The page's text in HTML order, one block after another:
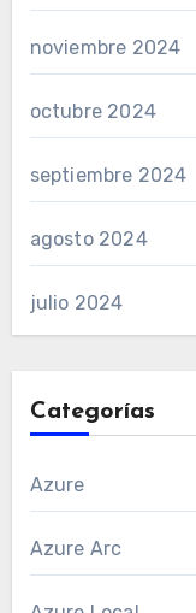
noviembre 2024
octubre 2024
septiembre 2024
agosto 2024
julio 2024
Categorías
Azure
Azure Arc